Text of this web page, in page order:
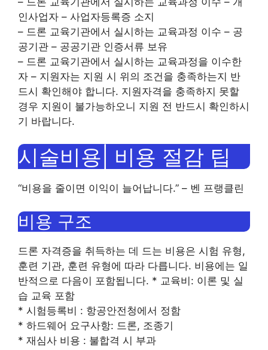
인사업자 – 사업자등록증 소지
– 드론 교육기관에서 실시하는 교육과정 이수 – 공
공기관 – 공공기관 인증서류 보유
– 드론 교육기관에서 실시하는 교육과정을 이수한
자 – 지원자는 지원 시 위의 조건을 충족하는지 반
드시 확인해야 합니다. 지원자격을 충족하지 못할
경우 지원이 불가능하오니 지원 전 반드시 확인하시
기 바랍니다.
시술비용| 비용 절감 팁
“비용을 줄이면 이익이 늘어납니다.” – 벤 프랭클린
비용 구조
드론 자격증을 취득하는 데 드는 비용은 시험 유형,
훈련 기관, 훈련 유형에 따라 다릅니다. 비용에는 일
반적으로 다음이 포함됩니다. * 교육비: 이론 및 실
습 교육 포함
* 시험등록비 : 항공안전청에서 정함
* 하드웨어 요구사항: 드론, 조종기
* 재심사 비용 : 불합격 시 부과